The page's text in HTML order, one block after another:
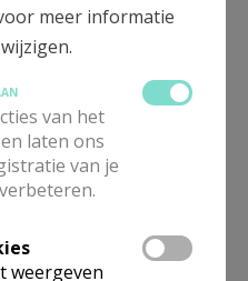
voor asielzoekers,
011.69.75.00
www.fedasil.be
: stedelijke dienst integratie
truiden.be
meer informatie
van het
laten ons
van je
weergeven